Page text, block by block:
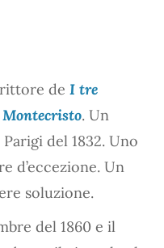
de I tre
. Un
del 1832. Uno
d’eccezione. Un
soluzione.
del 1860 e il